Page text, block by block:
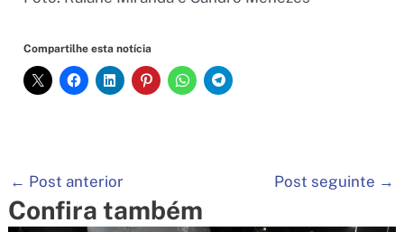
Compartilhe esta notícia
← Post anterior Post seguinte →
Confira também